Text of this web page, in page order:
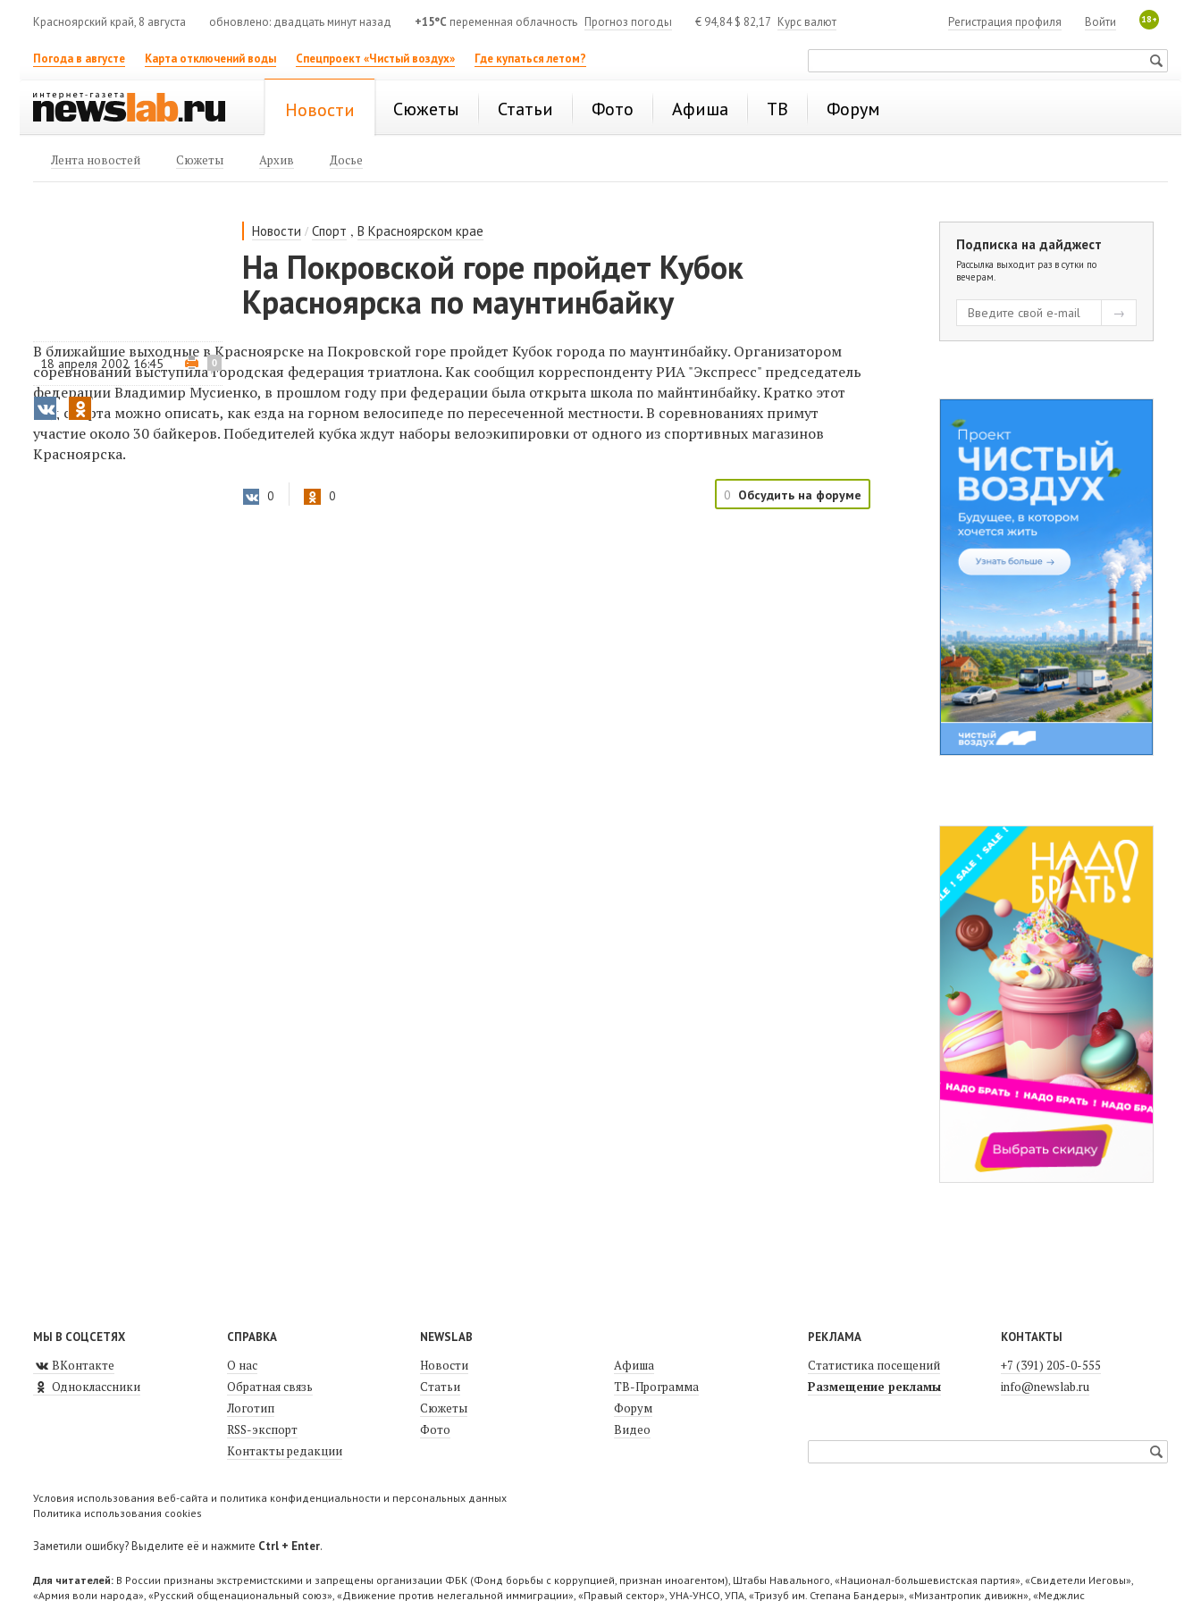
Красноярский край, 8 августа обновлено: двадцать минут назад +15°C переменная облачность Прогноз погоды € 94,84$ 82,17 Курс валют 18+
Войти
Регистрация профиля
Погода в августе Карта отключений воды Спецпроект «Чистый воздух» Где купаться летом?
Новости Сюжеты Статьи Фото Афиша ТВ Форум
Лента новостей Сюжеты Архив Досье
Новости /Спорт ,В Красноярском крае
На Покровской горе пройдет Кубок
Красноярска по маунтинбайку
18 апреля 2002 16:45 0
В ближайшие выходные в Красноярске на Покровской горе пройдет Кубок города по маунтинбайку. Организатором
соревнований выступила городская федерация триатлона. Как сообщил корреспонденту РИА "Экспресс" председатель
федерации Владимир Мусиенко, в прошлом году при федерации была открыта школа по майнтинбайку. Кратко этот
вид спорта можно описать, как езда на горном велосипеде по пересеченной местности. В соревнованиях примут
участие около 30 байкеров. Победителей кубка ждут наборы велоэкипировки от одного из спортивных магазинов
Красноярска.
0 0 0 Обсудить на форуме
Подписка на дайджест
Рассылка выходит раз в сутки по
вечерам.
МЫ В СОЦСЕТЯХ
ВКонтакте
Одноклассники
СПРАВКА
О нас
Обратная связь
Логотип
RSS-экспорт
Контакты редакции
NEWSLAB
Новости
Статьи
Сюжеты
Фото
Афиша
ТВ-Программа
Форум
Видео
РЕКЛАМА
Статистика посещений
Размещение рекламы
КОНТАКТЫ
+7 (391) 205-0-555
info@newslab.ru
Условия использования веб-сайта и политика конфиденциальности и персональных данных
Политика использования cookies
Заметили ошибку? Выделите её и нажмите Ctrl + Enter.
Для читателей: В России признаны экстремистскими и запрещены организации ФБК (Фонд борьбы с коррупцией, признан иноагентом), Штабы Навального, «Национал-большевистская партия», «Свидетели Иеговы»,
«Армия воли народа», «Русский общенациональный союз», «Движение против нелегальной иммиграции», «Правый сектор», УНА-УНСО, УПА, «Тризуб им. Степана Бандеры», «Мизантропик дивижн», «Меджлис